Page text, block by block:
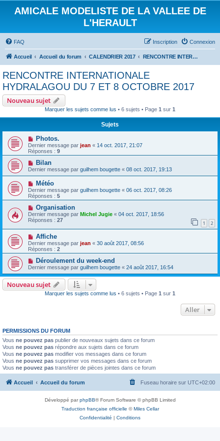
AMICALE MODELISTE DE LA VALLEE DE
L'HERAULT
FAQ Connexion
Inscription
Accueil Accueil du forum CALENDRIER 2017 RENCONTRE INTERNATIONALE HYDRALAGOU DU 7 ET 8 OCTOBRE 2017
RENCONTRE INTERNATIONALE
HYDRALAGOU DU 7 ET 8 OCTOBRE 2017
Nouveau sujet
Marquer les sujets comme lus • 6 sujets • Page 1 sur 1
Sujets
Photos.
Dernier message par jean « 14 oct. 2017, 21:07
Réponses : 9
Bilan
Dernier message par guilhem bougette « 08 oct. 2017, 19:13
Météo
Dernier message par guilhem bougette « 06 oct. 2017, 08:26
Réponses : 5
Organisation
Dernier message par Michel Jugie « 04 oct. 2017, 18:56
Réponses : 27 1 2
Affiche
Dernier message par jean « 30 août 2017, 08:56
Réponses : 2
Déroulement du week-end
Dernier message par guilhem bougette « 24 août 2017, 16:54
Nouveau sujet
Marquer les sujets comme lus • 6 sujets • Page 1 sur 1
Aller
PERMISSIONS DU FORUM
Vous ne pouvez pas publier de nouveaux sujets dans ce forum
Vous ne pouvez pas répondre aux sujets dans ce forum
Vous ne pouvez pas modifier vos messages dans ce forum
Vous ne pouvez pas supprimer vos messages dans ce forum
Vous ne pouvez pas transférer de pièces jointes dans ce forum
Accueil Accueil du forum Fuseau horaire sur UTC+02:00
Développé parphpBB® Forum Software © phpBB Limited
Traduction française officielle ©Miles Cellar
Confidentialité | Conditions